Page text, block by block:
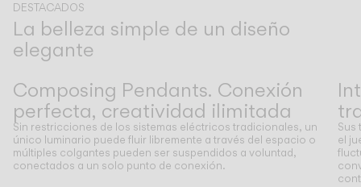
DESTACADOS
La belleza simple de un diseño
elegante
Anterior
Siguiente
Composing Pendants. Conexión
perfecta, creatividad ilimitada
Sin restricciones de los sistemas eléctricos tradicionales, un
único luminario puede fluir libremente a través del espacio o
múltiples colgantes pueden ser suspendidos a voluntad,
conectados a un solo punto de conexión.
Sus
el